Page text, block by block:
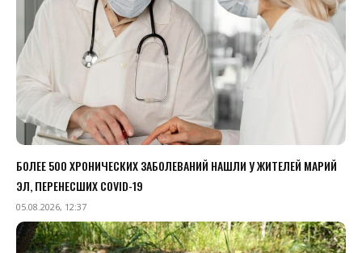
БОЛЕЕ 500 ХРОНИЧЕСКИХ ЗАБОЛЕВАНИЙ НАШЛИ У ЖИТЕЛЕЙ МАРИЙ
ЭЛ, ПЕРЕНЕСШИХ COVID-19
05.08.2026, 12:37